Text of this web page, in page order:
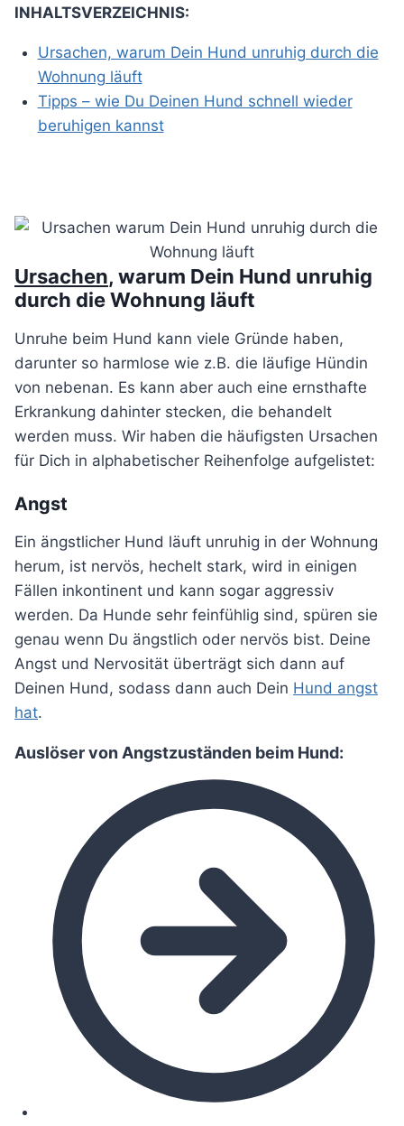
INHALTSVERZEICHNIS:
Ursachen, warum Dein Hund unruhig durch die
Wohnung läuft
Tipps – wie Du Deinen Hund schnell wieder
beruhigen kannst
Ursachen, warum Dein Hund unruhig
durch die Wohnung läuft
Unruhe beim Hund kann viele Gründe haben,
darunter so harmlose wie z.B. die läufige Hündin
von nebenan. Es kann aber auch eine ernsthafte
Erkrankung dahinter stecken, die behandelt
werden muss. Wir haben die häufigsten Ursachen
für Dich in alphabetischer Reihenfolge aufgelistet:
Angst
Ein ängstlicher Hund läuft unruhig in der Wohnung
herum, ist nervös, hechelt stark, wird in einigen
Fällen inkontinent und kann sogar aggressiv
werden. Da Hunde sehr feinfühlig sind, spüren sie
genau wenn Du ängstlich oder nervös bist. Deine
Angst und Nervosität überträgt sich dann auf
Deinen Hund, sodass dann auch Dein Hund angst
hat.
Auslöser von Angstzuständen beim Hund: